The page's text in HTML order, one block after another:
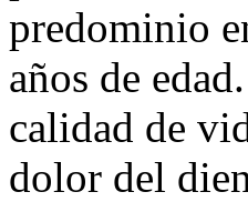
predominio
años de
calidad de
dolor del